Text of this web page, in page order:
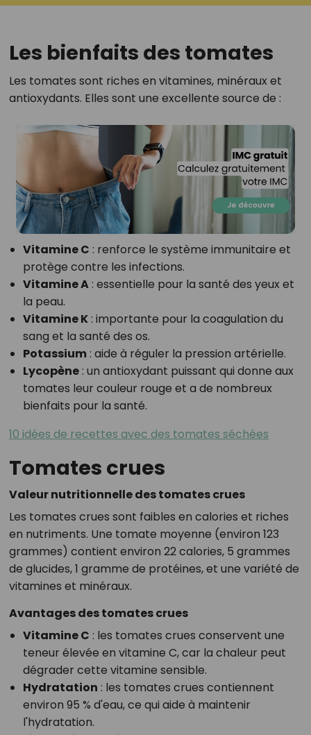
Les bienfaits des tomates
Les tomates sont riches en vitamines, minéraux et
antioxydants. Elles sont une excellente source de :
Vitamine C : renforce le système immunitaire et
protège contre les infections.
Vitamine A: essentielle pour la santé des yeux et
la peau.
Vitamine K: importante pour la coagulation du
sang et la santé des os.
Potassium: aide à réguler la pression artérielle.
Lycopène: un antioxydant puissant qui donne aux
tomates leur couleur rouge et a de nombreux
bienfaits pour la santé.
10 idées de recettes avec des tomates séchées
Tomates crues
Valeur nutritionnelle des tomates crues
Les tomates crues sont faibles en calories et riches
en nutriments. Une tomate moyenne (environ 123
grammes) contient environ 22 calories, 5 grammes
de glucides, 1 gramme de protéines, et une variété de
vitamines et minéraux.
Avantages des tomates crues
Vitamine C : les tomates crues conservent une
teneur élevée en vitamine C, car la chaleur peut
dégrader cette vitamine sensible.
Hydratation : les tomates crues contiennent
environ 95 % d'eau, ce qui aide à maintenir
l'hydratation.